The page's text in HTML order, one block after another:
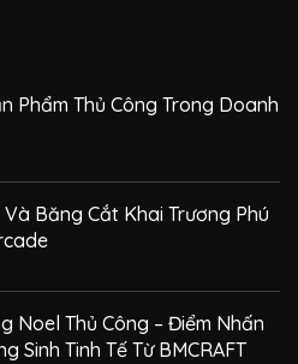
Phẩm Thủ Công Trong Doanh
Băng Cắt Khai Trương Phú
Noel Thủ Công – Điểm Nhấn
Sinh Tinh Tế Từ BMCRAFT